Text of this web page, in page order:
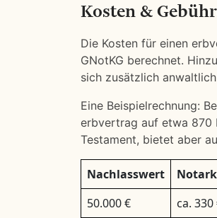
Kosten &
Die Kosten für einen
GNotKG berechnet.
sich zusätzlich
Eine Beispielrechnung:
erbvertrag auf etwa 870
Testament, bietet aber
Nachlasswert
50.000 €
ca. 330